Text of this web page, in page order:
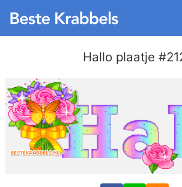
Hallo plaatje